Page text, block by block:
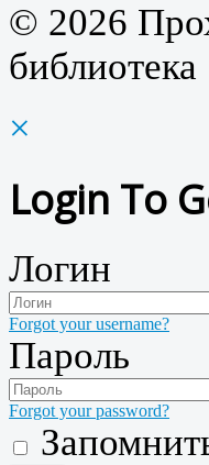
© 2026
×
Login To
Логин
Forgot your username?
Пароль
Forgot your password?